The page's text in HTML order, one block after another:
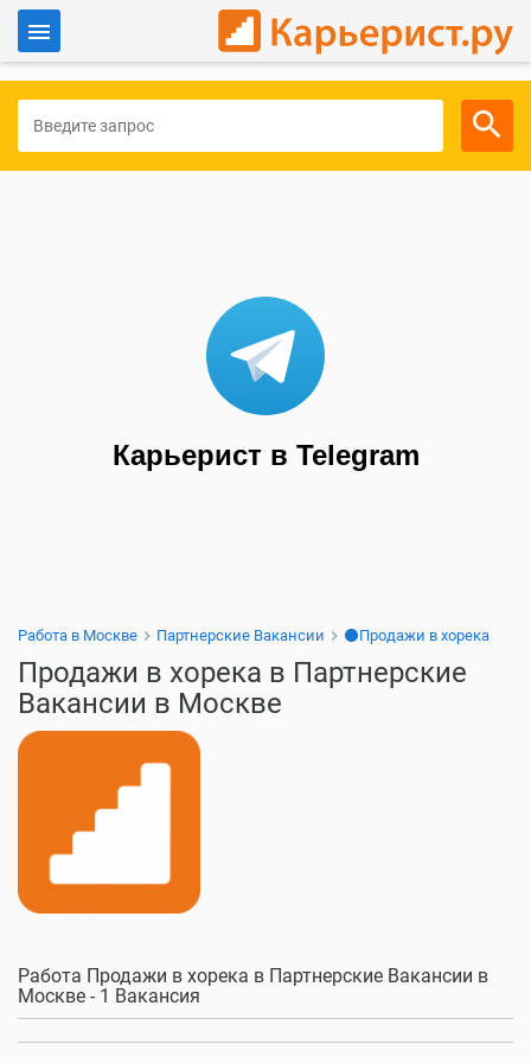
Для работодателей
Карьерист в Telegram
Работа в Москве Партнерские Вакансии ⚫Продажи в хорека
Продажи в хорека в Партнерские
Вакансии в Москве
Работа Продажи в хорека в Партнерские Вакансии в
Москве - 1 Вакансия